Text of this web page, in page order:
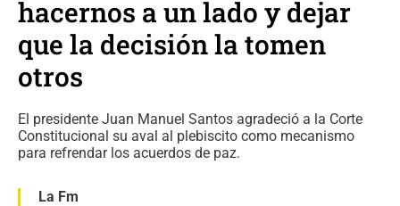
hacernos a un lado y dejar
que la decisión la tomen
otros
El presidente Juan Manuel Santos agradeció a la Corte
Constitucional su aval al plebiscito como mecanismo
para refrendar los acuerdos de paz.
La Fm